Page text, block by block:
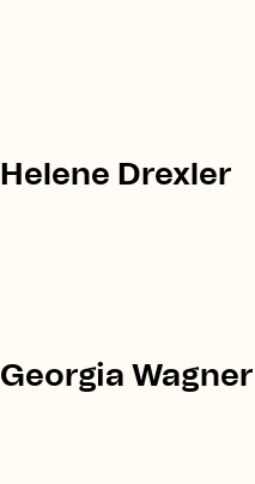
Helene Drexler
Georgia Wagner